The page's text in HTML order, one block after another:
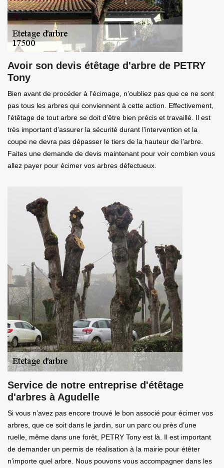
Avoir son devis étêtage d'arbre de PETRY
Tony
Bien avant de procéder à l’écimage, n’oubliez pas que ce ne sont
pas tous les arbres qui conviennent à cette action. Effectivement,
l’étêtage de tout arbre se doit d’être bien précis et travaillé. Il est
très important d’assurer la sécurité durant l’intervention et la
coupe ne devra pas dépasser le tiers de la hauteur de l’arbre.
Faites une demande de devis maintenant pour voir combien vous
allez payer pour écimer vos arbres défectueux.
Service de notre entreprise d'étêtage
d'arbres à Agudelle
Si vous n’avez pas encore trouvé le bon associé pour écimer vos
arbres, que ce soit dans le jardin, sur un parc ou près d’une
ruelle, même dans une forêt, PETRY Tony est là. Il est important
de demander un permis de réalisation à la mairie pour étêter
n’importe quel arbre. Nous pouvons vous accompagner dans les